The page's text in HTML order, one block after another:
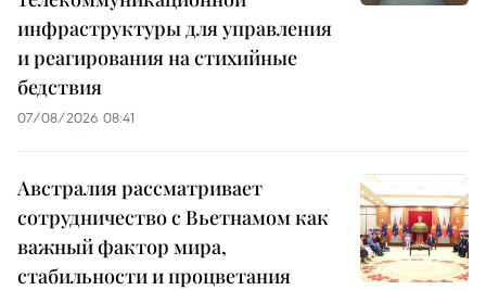
инфраструктуры для управления
и реагирования на стихийные
бедствия
07/08/2026 08:41
Австралия рассматривает
сотрудничество с Вьетнамом как
важный фактор мира,
стабильности и процветания